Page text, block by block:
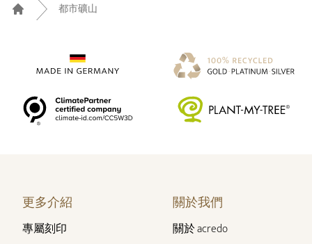
Home
都市礦山
更多介紹
專屬刻印
關於我們
關於 acredo